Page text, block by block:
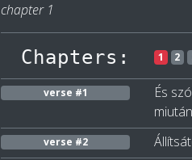
chapter 1
Chapters: 1 2
verse #1
És
verse #2